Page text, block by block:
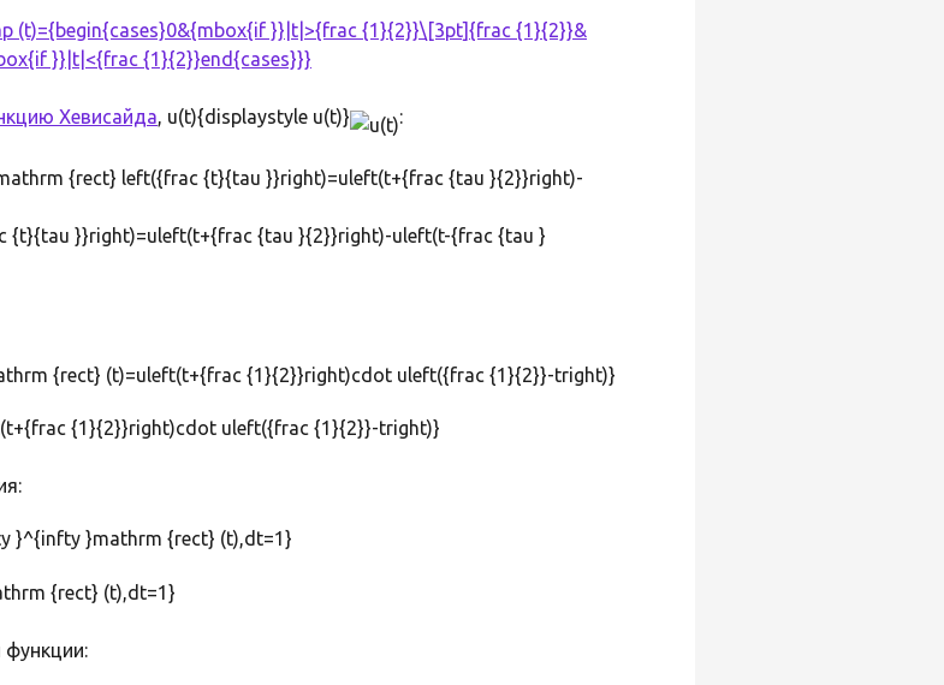
Хевисайда, u(t){displaystyle u(t)} :
{rect} left({frac {t}{tau }}right)=uleft(t+{frac {tau }{2}}right)-
{rect} (t)=uleft(t+{frac {1}{2}}right)cdot uleft({frac {1}{2}}-tright)}
}^{infty }mathrm {rect} (t),dt=1}
функции: